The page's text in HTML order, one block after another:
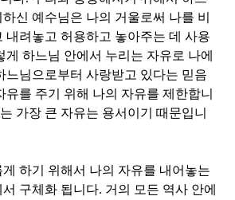
신 예수님은 나의 거울로써 나를 비
내려놓고 허용하고 놓아주는 데 사용
게 하느님 안에서 누리는 자유로 나에
느님으로부터 사랑받고 있다는 믿음
유를 주기 위해 나의 자유를 제한합니
가장 큰 자유는 용서이기 때문입니
하기 위해서 나의 자유를 내어놓는
구체화 됩니다. 거의 모든 역사 안에